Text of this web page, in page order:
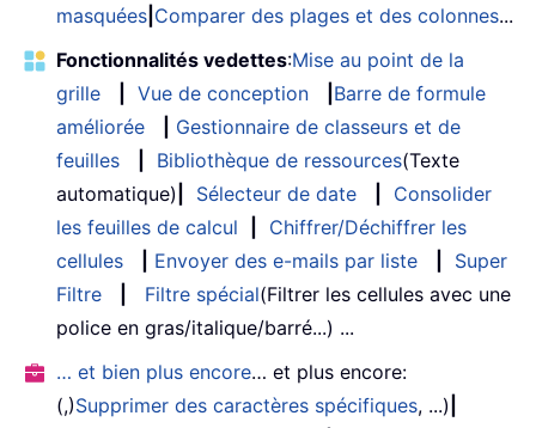
masquées Comparer des plages et des colonnes...
Fonctionnalités vedettes:Mise au point de la
grille
Vue de conception
Barre de formule
améliorée
Gestionnaire de classeurs et de
feuilles
Bibliothèque de ressources(Texte
automatique)
Sélecteur de date
Consolider
les feuilles de calcul
Chiffrer/Déchiffrer les
cellules
Envoyer des e-mails par liste
Super
Filtre
Filtre spécial(Filtrer les cellules avec une
police en gras/italique/barré...) ...
… et bien plus encore… et plus encore:
(,)Supprimer des caractères spécifiques, ...)